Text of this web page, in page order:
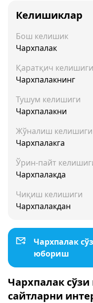
Келишиклар
Бош келишик
Чархпалак
Қаратқич келишиги
Чархпалакнинг
Тушум келишиги
Чархпалакни
Жўналиш келишиги
Чархпалакга
Ўрин-пайт
Чархпалакда
Чиқиш келишиги
Чархпалакдан
Чархпалак
юбориш
Чархпалак
сайтларни